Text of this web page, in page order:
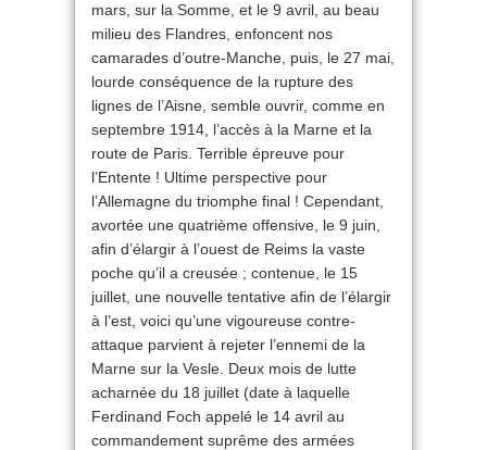
mars, sur la Somme, et le 9 avril, au beau
milieu des Flandres, enfoncent nos
camarades d’outre-Manche, puis, le 27 mai,
lourde conséquence de la rupture des
lignes de l’Aisne, semble ouvrir, comme en
septembre 1914, l’accès à la Marne et la
route de Paris. Terrible épreuve pour
l’Entente ! Ultime perspective pour
l’Allemagne du triomphe final ! Cependant,
avortée une quatrième offensive, le 9 juin,
afin d’élargir à l’ouest de Reims la vaste
poche qu’il a creusée ; contenue, le 15
juillet, une nouvelle tentative afin de l’élargir
à l’est, voici qu’une vigoureuse contre-
attaque parvient à rejeter l’ennemi de la
Marne sur la Vesle. Deux mois de lutte
acharnée du 18 juillet (date à laquelle
Ferdinand Foch appelé le 14 avril au
commandement suprême des armées